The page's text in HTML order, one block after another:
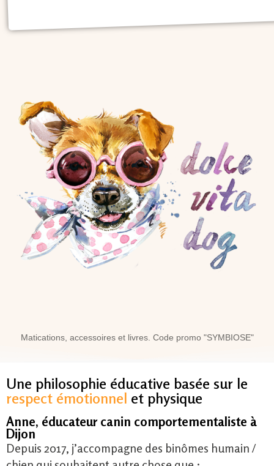
Centre de formation à la Médiation Animale
Une philosophie éducative basée sur le
respect émotionnel et physique
Anne, éducateur canin comportementaliste à
Dijon
Depuis 2017, j’accompagne des binômes humain /